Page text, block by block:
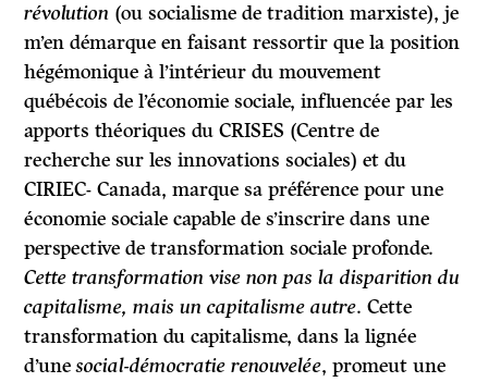
révolution (ou socialisme de tradition marxiste), je
m’en démarque en faisant ressortir que la position
hégémonique à l’intérieur du mouvement
québécois de l’économie sociale, influencée par les
apports théoriques du CRISES (Centre de
recherche sur les innovations sociales) et du
CIRIEC- Canada, marque sa préférence pour une
économie sociale capable de s’inscrire dans une
perspective de transformation sociale profonde.
Cette transformation vise non pas la disparition du
capitalisme, mais un capitalisme autre. Cette
transformation du capitalisme, dans la lignée
d’unesocial-démocratie renouvelée, promeut une